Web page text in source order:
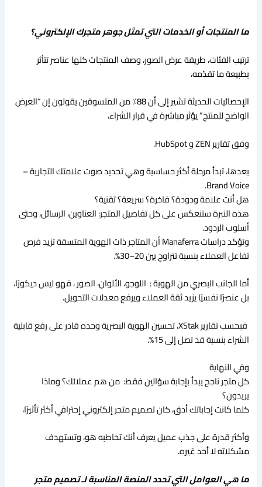
ما المنتجات أو الخدمات التي تمثل جوهر متجرك الإلكتروني؟
ترتيب الفئات، طريقة عرض الصور، وصف المنتجات كلها عناصر تتأثر
بطبيعة ما تقدّمه،
الإحصائيات الحديثة تشير إلى أن 88٪ من المتسوقين يقولون إن “العرض
الواضح للمنتج” يؤثر مباشرة في قرار الشراء،
وفق تقارير ZEN و HubSpot.
بعدها، تبدأ مرحلة أكثر حساسية وهي تحديد صوت علامتك التجارية –
Brand Voice.
هل أنت علامة ودودة؟ فاخرة؟ سريعة؟ تقنية؟
هذه النبرة ستنعكس على كل تفاصيل المتجر: العناوين، الرسائل، وحتى
أسلوب الردود.
وتؤكد دراسات Manaferra أن المتاجر ذات الهوية المتسقة تزيد فرص
تفاعل العملاء بنسبة تتراوح بين 20–30%.
أما الجانب البصري من الهوية : اللوجو، الألوان، الصور ، فهو ليس ديكورًا،
بل عنصرًا نفسيًا يزيد ثقة العملاء ويرفع معدلات التحويل.
فبحسب تقارير XStak، تحسين الهوية البصرية وحده قادر على رفع قابلية
الشراء بنسبة قد تصل إلى 15%.
وفي النهاية
كل متجر ناجح يبدأ بإجابة سؤالين فقط: من هم عملائك؟ وماذا
يريدون؟
كلما كانت إجاباتك أدق، كان تصميم متجر إلكتروني إحترافي أكثر تأثيرًا،
وأكثر قدرة على جذب عميل يعرف أنك تخاطبه هو، وتستهدف
مشكلاته لا أحد غيره.
ما هي العوامل التي تحدد المنصة المناسبة لـ تصميم متجر